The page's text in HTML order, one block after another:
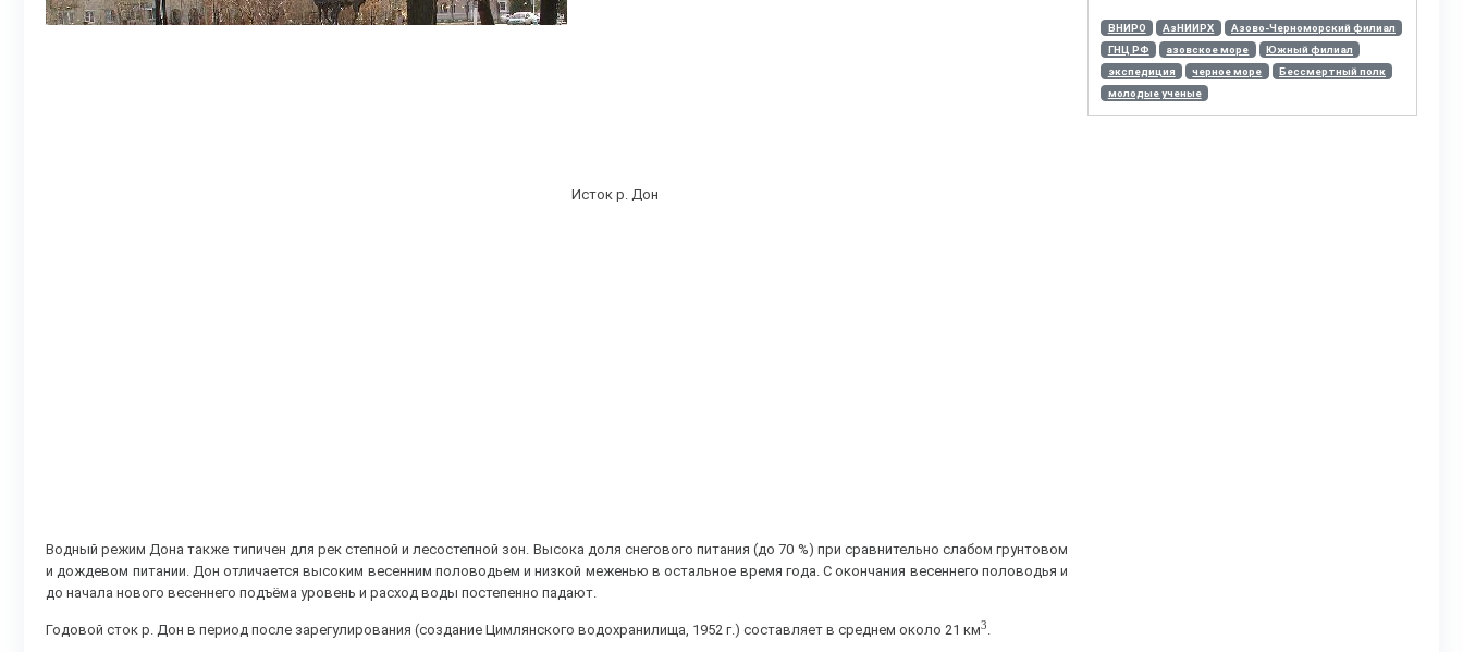
Исток р. Дон
Водный режим Дона также типичен для рек степной и лесостепной зон. Высока доля снегового питания (до 70 %) при сравнительно слабом грунтовом
и дождевом питании. Дон отличается высоким весенним половодьем и низкой меженью в остальное время года. С окончания весеннего половодья и
до начала нового весеннего подъёма уровень и расход воды постепенно падают.
Годовой сток р. Дон в период после зарегулирования (создание Цимлянского водохранилища, 1952 г.) составляет в среднем около 21 км3.
ВНИРО АзНИИРХ
Азово-Черноморский филиал
ГНЦ РФ
азовское море
Южный филиал
экспедиция
черное море
Бессмертный полк
молодые ученые